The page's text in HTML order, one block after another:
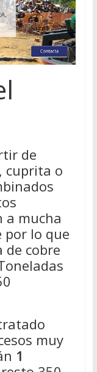
de
cuprita o
a mucha
por lo que
cobre
muy
1